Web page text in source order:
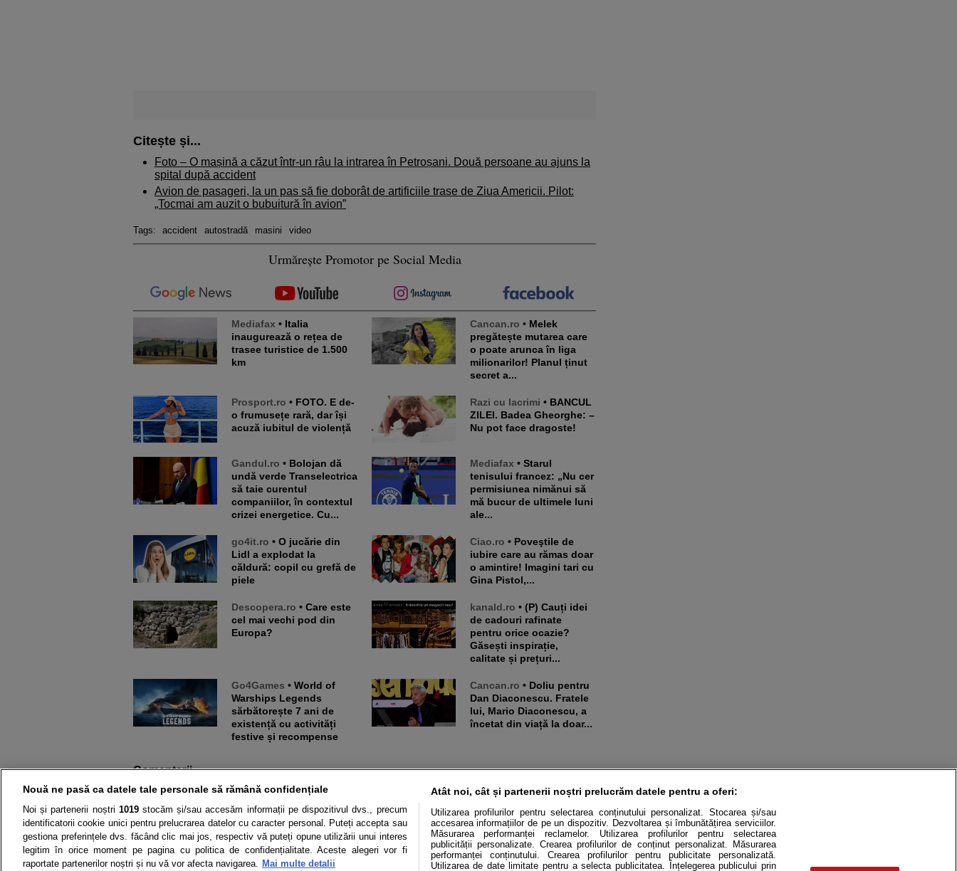
Citește și...
Foto – O mașină a căzut într-un râu la intrarea în Petroșani. Două persoane au ajuns la
spital după accident
Avion de pasageri, la un pas să fie doborât de artificiile trase de Ziua Americii. Pilot:
„Tocmai am auzit o bubuitură în avion”
Tags: accident autostradă masini video
Urmărește Promotor pe Social Media
Mediafax • Italia
inaugurează o rețea de
trasee turistice de 1.500
km
Cancan.ro • Melek
pregătește mutarea care
o poate arunca în liga
milionarilor! Planul ținut
secret a...
Prosport.ro • FOTO. E de-
o frumusețe rară, dar își
acuză iubitul de violență
Razi cu lacrimi • BANCUL
ZILEI. Badea Gheorghe: –
Nu pot face dragoste!
Gandul.ro • Bolojan dă
undă verde Transelectrica
să taie curentul
companiilor, în contextul
crizei energetice. Cu...
Mediafax • Starul
tenisului francez: „Nu cer
permisiunea nimănui să
mă bucur de ultimele luni
ale...
go4it.ro • O jucărie din
Lidl a explodat la
căldură: copil cu grefă de
piele
Ciao.ro • Poveştile de
iubire care au rămas doar
o amintire! Imagini tari cu
Gina Pistol,...
Descopera.ro • Care este
cel mai vechi pod din
Europa?
kanald.ro • (P) Cauți idei
de cadouri rafinate
pentru orice ocazie?
Găsești inspirație,
calitate și prețuri...
Go4Games • World of
Warships Legends
sărbătorește 7 ani de
existență cu activități
festive și recompense
Cancan.ro • Doliu pentru
Dan Diaconescu. Fratele
lui, Mario Diaconescu, a
încetat din viață la doar...
Comentarii
Știri din aceeași categorie
Nouă ne pasă ca datele tale personale să rămână confidențiale
Noi și partenerii noștri 1019stocăm și/sau accesăm informații pe dispozitivul dvs., precum
identificatorii cookie unici pentru prelucrarea datelor cu caracter personal. Puteți accepta sau
gestiona preferințele dvs. făcând clic mai jos, respectiv vă puteți opune utilizării unui interes
legitim în orice moment pe pagina cu politica de confidențialitate. Aceste alegeri vor fi
raportate partenerilor noștri și nu vă vor afecta navigarea. Mai multe detalii
Atât noi, cât și partenerii noștri prelucrăm datele pentru a oferi:
Utilizarea profilurilor pentru selectarea conținutului personalizat. Stocarea și/sau
accesarea informațiilor de pe un dispozitiv. Dezvoltarea și îmbunătățirea serviciilor.
Măsurarea performanței reclamelor. Utilizarea profilurilor pentru selectarea
publicității personalizate. Crearea profilurilor de conținut personalizat. Măsurarea
performanței conținutului. Crearea profilurilor pentru publicitate personalizată.
Utilizarea de date limitate pentru a selecta publicitatea. Înțelegerea publicului prin